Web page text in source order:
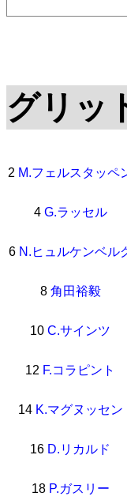
グリッ
2 M.フェルスタッペ
4 G.ラッセル
6 N.ヒュルケンベル
8 角田裕毅
10 C.サインツ
12 F.コラピント
14 K.マグヌッセン
16 D.リカルド
18 P.ガスリー